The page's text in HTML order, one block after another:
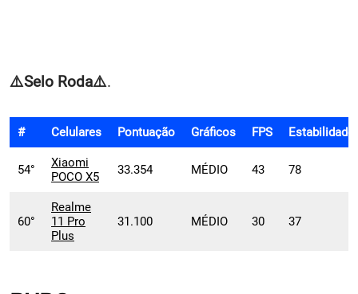
⚠️Selo Roda⚠️.
# Celulares Pontuação Gráficos FPS Estabilidade
54°
Xiaomi
POCO X5
33.354 MÉDIO 43 78
60°
Realme
11 Pro
Plus
31.100 MÉDIO 30 37